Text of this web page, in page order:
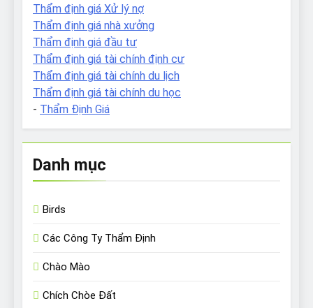
Thẩm định giá Xử lý nợ
Thẩm định giá nhà xưởng
Thẩm định giá đầu tư
Thẩm định giá tài chính định cư
Thẩm định giá tài chính du lịch
Thẩm định giá tài chính du học
- Thẩm Định Giá
Danh mục
Birds
Các Công Ty Thẩm Định
Chào Mào
Chích Chòe Đất